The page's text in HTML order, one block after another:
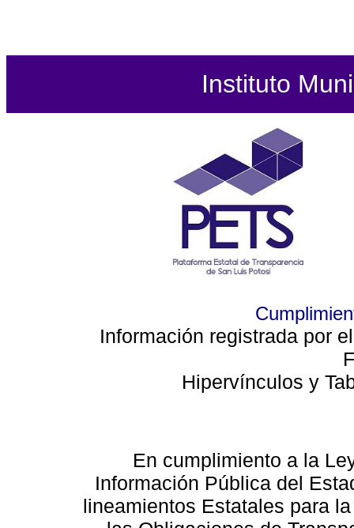
Instituto
Información registrada por
Hipervínculos y
En cumplimiento a la
Información Pública del
lineamientos Estatales para